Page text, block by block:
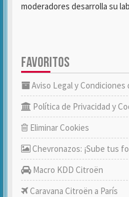
moderadores desarrolla su
FAVORITOS
Aviso Legal y Condiciones
Política de Privacidad y
Eliminar Cookies
Chevronazos: ¡Sube tus
Macro KDD Citroën
Caravana Citroën a París